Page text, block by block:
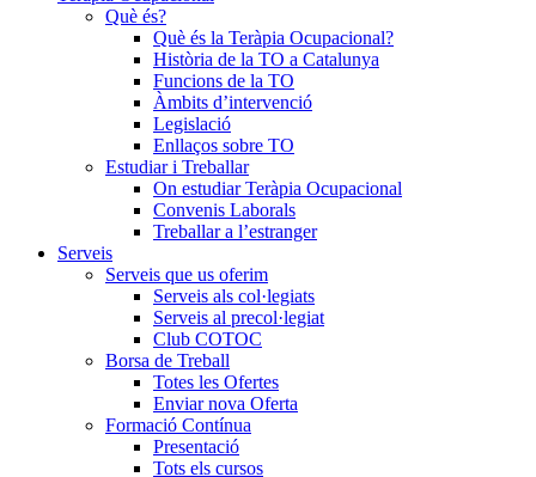
Què és?
Què és la Teràpia Ocupacional?
Història de la TO a Catalunya
Funcions de la TO
Àmbits d’intervenció
Legislació
Enllaços sobre TO
Estudiar i Treballar
On estudiar Teràpia Ocupacional
Convenis Laborals
Treballar a l’estranger
Serveis
Serveis que us oferim
Serveis als col·legiats
Serveis al precol·legiat
Club COTOC
Borsa de Treball
Totes les Ofertes
Enviar nova Oferta
Formació Contínua
Presentació
Tots els cursos